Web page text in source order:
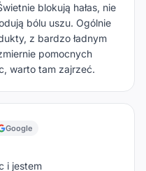
blokują hałas, nie
bólu uszu. Ogólnie
z bardzo ładnym
pomocnych
warto tam zajrzeć.
Google
i jestem